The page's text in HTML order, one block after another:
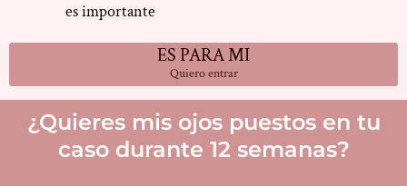
es importante
ES PARA MI
Quiero entrar
¿Quieres mis ojos puestos en tu
caso durante 12 semanas?